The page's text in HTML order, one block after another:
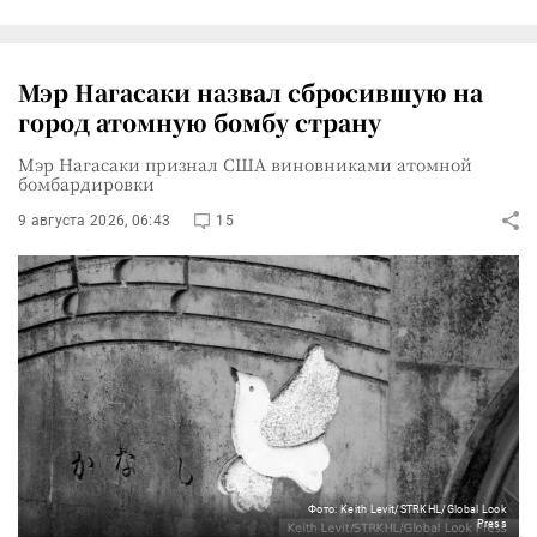
Мэр Нагасаки назвал сбросившую на
город атомную бомбу страну
Мэр Нагасаки признал США виновниками атомной
бомбардировки
9 августа 2026, 06:43 15
Фото: Keith Levit/STRKHL/Global Look
Press